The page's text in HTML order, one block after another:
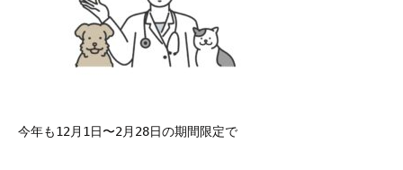
今年も12月1日〜2月28日の期間限定で